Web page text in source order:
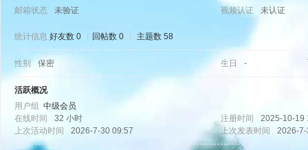
邮箱状态
未验证 视频认证 未认证
统计信息 好友数 0 回帖数 0 主题数 58
性别 保密 生日 -
活跃概况
用户组 中级会员
在线时间
32 小时 注册时间
2025-10-19
上次活动时间
2026-7-30 09:57 上次发表时间 2026-